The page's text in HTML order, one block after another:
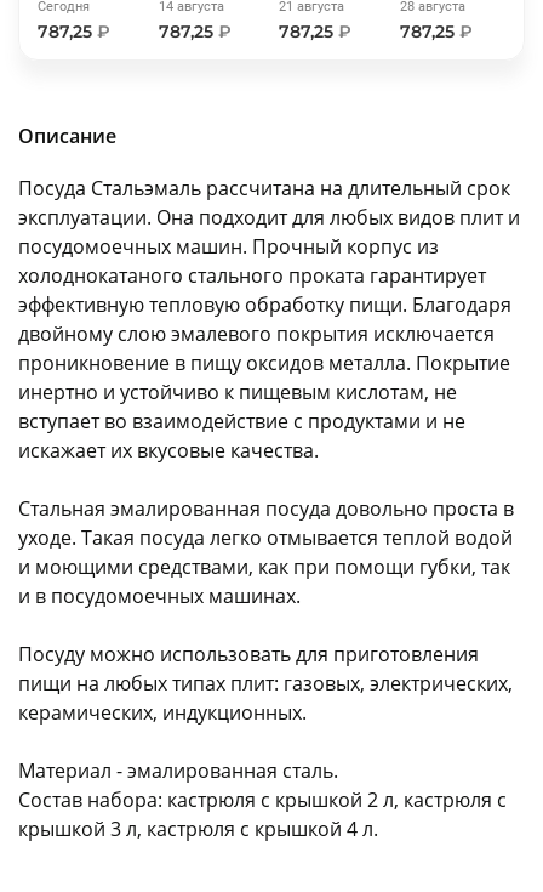
Сегодня
787,25 ₽
14 августа
787,25 ₽
21 августа
787,25 ₽
28 августа
787,25 ₽
Описание
Посуда Стальэмаль рассчитана на длительный срок
эксплуатации. Она подходит для любых видов плит и
посудомоечных машин. Прочный корпус из
холоднокатаного стального проката гарантирует
эффективную тепловую обработку пищи. Благодаря
двойному слою эмалевого покрытия исключается
проникновение в пищу оксидов металла. Покрытие
инертно и устойчиво к пищевым кислотам, не
вступает во взаимодействие с продуктами и не
искажает их вкусовые качества.
Стальная эмалированная посуда довольно проста в
уходе. Такая посуда легко отмывается теплой водой
и моющими средствами, как при помощи губки, так
и в посудомоечных машинах.
Посуду можно использовать для приготовления
пищи на любых типах плит: газовых, электрических,
керамических, индукционных.
Материал - эмалированная сталь.
Состав набора: кастрюля с крышкой 2 л, кастрюля с
крышкой 3 л, кастрюля с крышкой 4 л.